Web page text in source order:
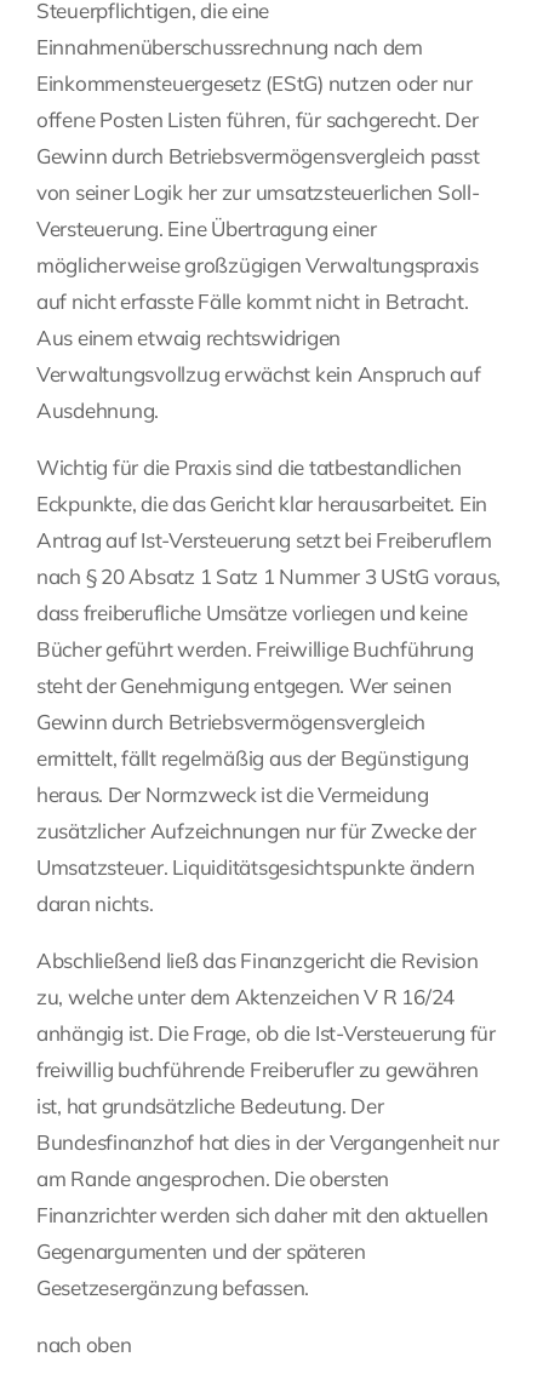
Steuerpflichtigen, die eine
Einnahmenüberschussrechnung nach dem
Einkommensteuergesetz (EStG) nutzen oder nur
offene Posten Listen führen, für sachgerecht. Der
Gewinn durch Betriebsvermögensvergleich passt
von seiner Logik her zur umsatzsteuerlichen Soll-
Versteuerung. Eine Übertragung einer
möglicherweise großzügigen Verwaltungspraxis
auf nicht erfasste Fälle kommt nicht in Betracht.
Aus einem etwaig rechtswidrigen
Verwaltungsvollzug erwächst kein Anspruch auf
Ausdehnung.
Wichtig für die Praxis sind die tatbestandlichen
Eckpunkte, die das Gericht klar herausarbeitet. Ein
Antrag auf Ist-Versteuerung setzt bei Freiberuflern
nach § 20 Absatz 1 Satz 1 Nummer 3 UStG voraus,
dass freiberufliche Umsätze vorliegen und keine
Bücher geführt werden. Freiwillige Buchführung
steht der Genehmigung entgegen. Wer seinen
Gewinn durch Betriebsvermögensvergleich
ermittelt, fällt regelmäßig aus der Begünstigung
heraus. Der Normzweck ist die Vermeidung
zusätzlicher Aufzeichnungen nur für Zwecke der
Umsatzsteuer. Liquiditätsgesichtspunkte ändern
daran nichts.
Abschließend ließ das Finanzgericht die Revision
zu, welche unter dem Aktenzeichen V R 16/24
anhängig ist. Die Frage, ob die Ist-Versteuerung für
freiwillig buchführende Freiberufler zu gewähren
ist, hat grundsätzliche Bedeutung. Der
Bundesfinanzhof hat dies in der Vergangenheit nur
am Rande angesprochen. Die obersten
Finanzrichter werden sich daher mit den aktuellen
Gegenargumenten und der späteren
Gesetzesergänzung befassen.
nach oben